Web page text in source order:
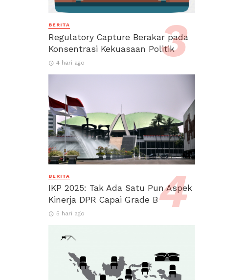
BERITA
Regulatory Capture Berakar pada
Konsentrasi Kekuasaan Politik
4 hari ago
BERITA
IKP 2025: Tak Ada Satu Pun Aspek
Kinerja DPR Capai Grade B
5 hari ago